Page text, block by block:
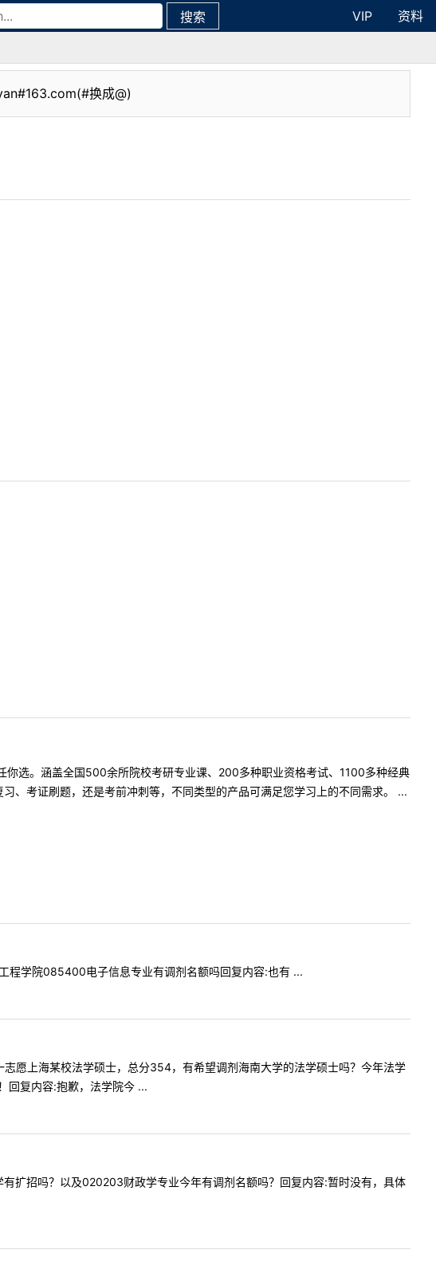
搜索 VIP
资料
换成@)
选。涵盖全国500余所院校考研专业课、200多种职业资格考试、1100多种经典
、考证刷题，还是考前冲刺等，不同类型的产品可满足您学习上的不同需求。 ...
学院085400电子信息专业有调剂名额吗回复内容:也有 ...
上海某校法学硕士，总分354，有希望调剂海南大学的法学硕士吗？今年法学
回复内容:抱歉，法学院今 ...
招吗？以及020203财政学专业今年有调剂名额吗？回复内容:暂时没有，具体